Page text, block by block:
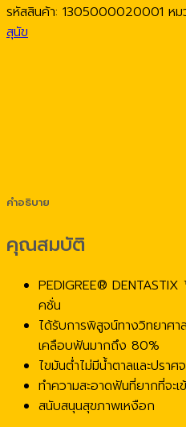
รหัสสินค้า: 1305000020001 หม
สุนัข
คำอธิบาย
คุณสมบัติ
PEDIGREE®
คชั่น
ได้รับการพิสูจน์ทางวิทยาศ
เคลือบฟันมากถึง 80%
ไขมันต่ำไม่มีน้ำตาลและปราศ
ทำความสะอาดฟันที่ยากที่จะเ
สนับสนุนสุขภาพเหงือก